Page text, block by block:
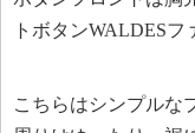
トボタンWALDESフ
こちらはシンプルな